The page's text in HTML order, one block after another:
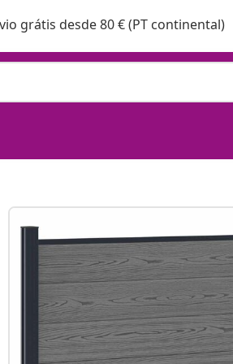
grátis desde 80 € (PT continental)